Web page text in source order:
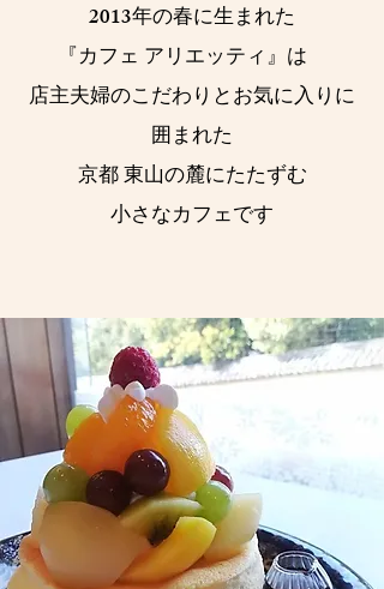
2013年の春に生まれた
『カフェ アリエッティ』 は
店主夫婦のこだわりとお気に入りに
囲まれた
京都 東山の麓にたたずむ
小さなカフェです